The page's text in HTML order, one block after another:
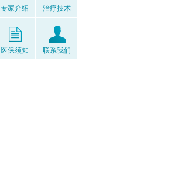
专家介绍 治疗技术
医保须知 联系我们